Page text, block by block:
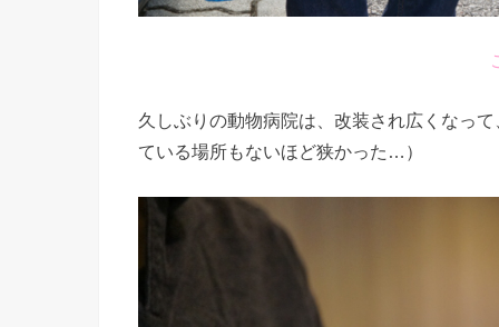
久しぶりの動物病院は、改装され広くなっ
ている場所もないほど狭かった…）